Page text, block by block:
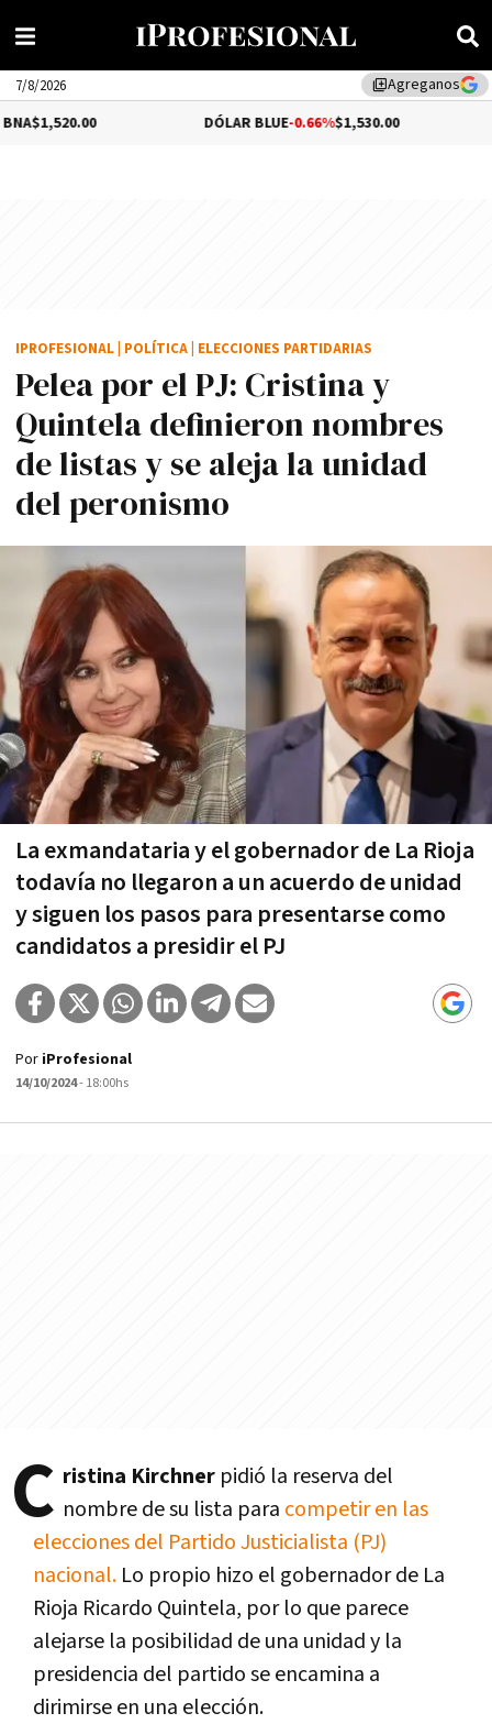
library_addAgreganos
7/8/2026
DÓLAR BLUE-0.66%$1,530.00
Pelea por el PJ: Cristina y
Quintela definieron nombres
de listas y se aleja la unidad
del peronismo
La exmandataria y el gobernador de La Rioja
todavía no llegaron a un acuerdo de unidad
y siguen los pasos para presentarse como
candidatos a presidir el PJ
IPROFESIONAL POLÍTICA ELECCIONES PARTIDARIAS
Por iProfesional
14/10/2024- 18:00hs
C ristina Kirchner pidió la reserva del
nombre de su lista para competir en las
elecciones del Partido Justicialista (PJ)
nacional. Lo propio hizo el gobernador de La
Rioja Ricardo Quintela, por lo que parece
alejarse la posibilidad de una unidad y la
presidencia del partido se encamina a
dirimirse en una elección.